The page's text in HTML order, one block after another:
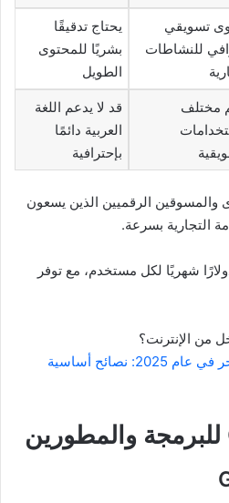
تسويقي
للنشاطات
يحتاج تدقيقًا
بشريًا للمحتوى
الطويل
مختلف
قد لا يدعم اللغة
العربية دائمًا
بإحترافية
والمسوقين الرقميين الذين يسعون
التجارية بسرعة.
الخطط من 49 دولارًا شهريًا لكل مستخدم، مع توفر
من الإنترنت؟
كيفية بدء العمل الحر في عام 2025: نصائح أساسية